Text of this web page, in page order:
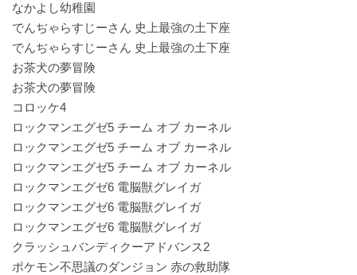
なかよし幼稚園
でんぢゃらすじーさん 史上最強の土下座
でんぢゃらすじーさん 史上最強の土下座
お茶犬の夢冒険
お茶犬の夢冒険
コロッケ4
ロックマンエグゼ5 チーム オブ カーネル
ロックマンエグゼ5 チーム オブ カーネル
ロックマンエグゼ5 チーム オブ カーネル
ロックマンエグゼ6 電脳獣グレイガ
ロックマンエグゼ6 電脳獣グレイガ
ロックマンエグゼ6 電脳獣グレイガ
クラッシュバンディクーアドバンス2
ポケモン不思議のダンジョン 赤の救助隊